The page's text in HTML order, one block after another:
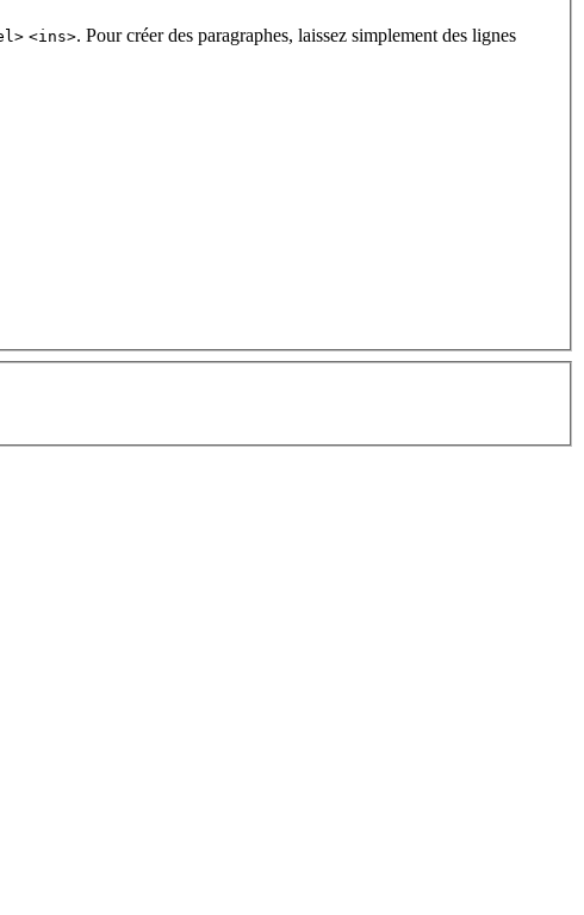
<ins>. Pour créer des paragraphes, laissez simplement des lignes